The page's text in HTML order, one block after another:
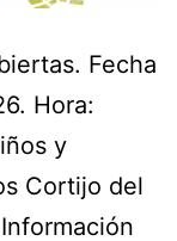
Fecha
Hora:
y
Cortijo del